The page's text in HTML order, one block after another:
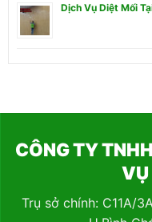
Dịch Vụ Diệt Mối
CÔNG TY
VỤ
Trụ sở chính: C11A/